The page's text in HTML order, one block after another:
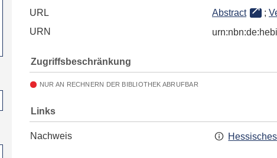
URL
Abstract ;
URN
Zugriffsbeschränkung
NUR AN RECHNERN DER BIBLIOTHEK ABRUFBAR
Links
Nachweis